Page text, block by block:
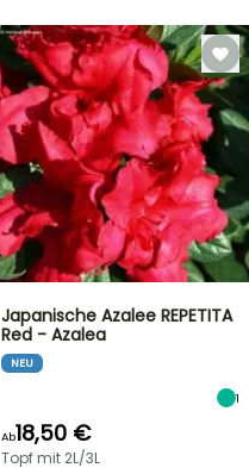
Japanische Azalee REPETITA
Red - Azalea
NEU
1
Ab18,50 €
Topf mit 2L/3L